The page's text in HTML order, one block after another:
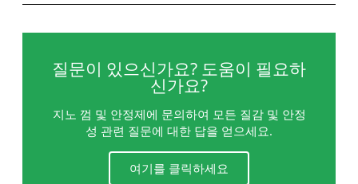
질문이 있으신가요? 도움이 필요하
신가요?
지노 껌 및 안정제에 문의하여 모든 질감 및 안정
성 관련 질문에 대한 답을 얻으세요.
여기를 클릭하세요